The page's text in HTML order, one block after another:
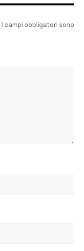
I campi obbligatori sono